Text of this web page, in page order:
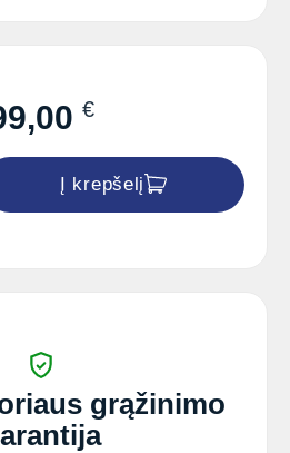
€
Į krepšelį
grąžinimo